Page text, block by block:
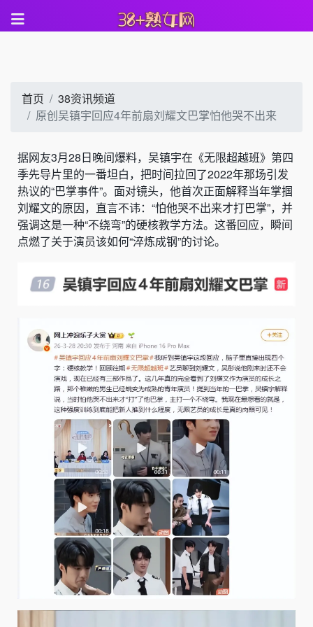
首页
38资讯频道
原创吴镇宇回应4年前扇刘耀文巴掌怕他哭不出来
据网友3月28日晚间爆料，吴镇宇在《无限超越班》第四
季先导片里的一番坦白，把时间拉回了2022年那场引发
热议的“巴掌事件”。面对镜头，他首次正面解释当年掌掴
刘耀文的原因，直言不讳：“怕他哭不出来才打巴掌”，并
强调这是一种“不绕弯”的硬核教学方法。这番回应，瞬间
点燃了关于演员该如何“淬炼成钢”的讨论。